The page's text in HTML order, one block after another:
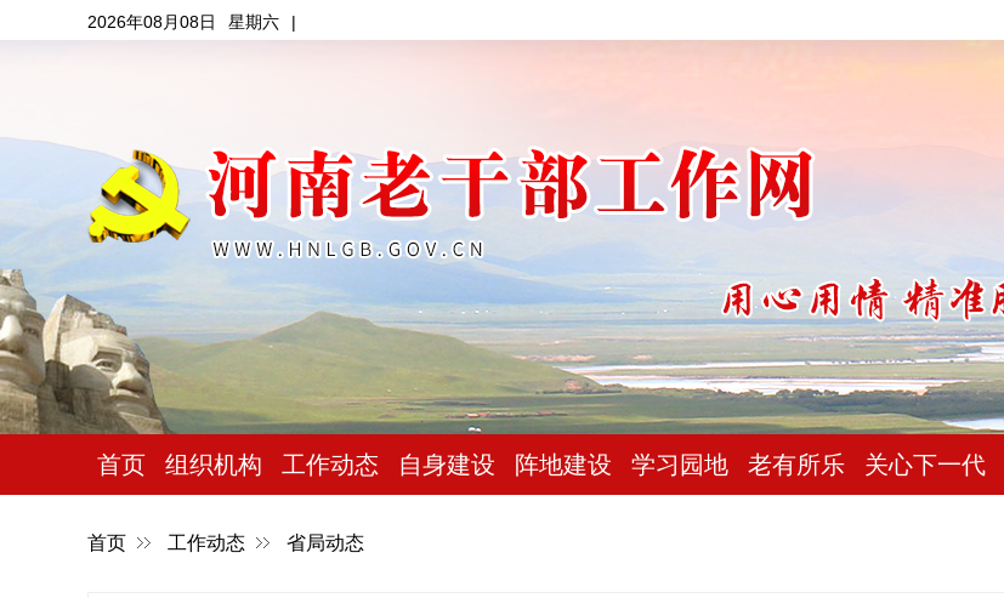
2026年08月08日 星期六 |
首页 组织机构 工作动态 自身建设 阵地建设 学习园地 老有所乐 关心下一代
首页 工作动态 省局动态